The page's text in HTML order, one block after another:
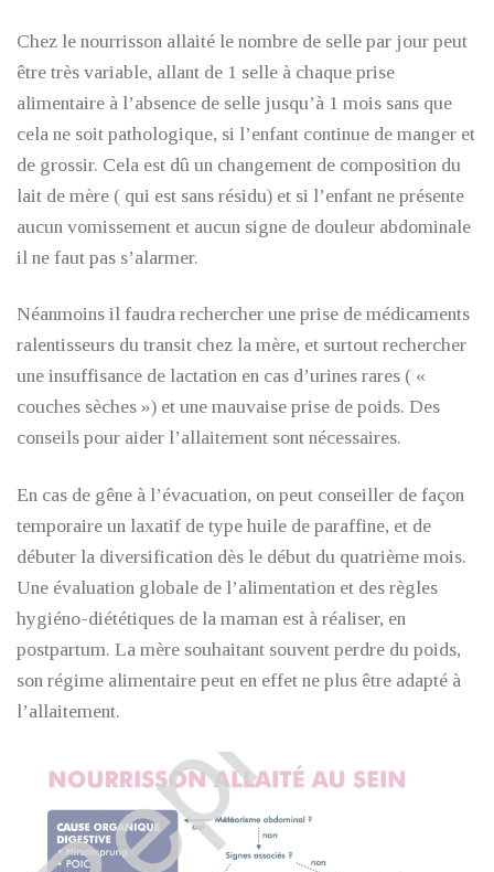
Chez le nourrisson allaité le nombre de selle par jour peut
être très variable, allant de 1 selle à chaque prise
alimentaire à l’absence de selle jusqu’à 1 mois sans que
cela ne soit pathologique, si l’enfant continue de manger et
de grossir. Cela est dû un changement de composition du
lait de mère ( qui est sans résidu) et si l’enfant ne présente
aucun vomissement et aucun signe de douleur abdominale
il ne faut pas s’alarmer.
Néanmoins il faudra rechercher une prise de médicaments
ralentisseurs du transit chez la mère, et surtout rechercher
une insuffisance de lactation en cas d’urines rares ( «
couches sèches ») et une mauvaise prise de poids. Des
conseils pour aider l’allaitement sont nécessaires.
En cas de gêne à l’évacuation, on peut conseiller de façon
temporaire un laxatif de type huile de paraffine, et de
débuter la diversification dès le début du quatrième mois.
Une évaluation globale de l’alimentation et des règles
hygiéno-diététiques de la maman est à réaliser, en
postpartum. La mère souhaitant souvent perdre du poids,
son régime alimentaire peut en effet ne plus être adapté à
l’allaitement.